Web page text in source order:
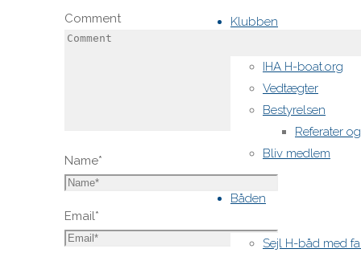
Klubben
IHA H-boat.org
Vedtægter
Bestyrelsen
Referater
Bliv medlem
Båden
Sejl H-båd med
Comment
Name*
Email*